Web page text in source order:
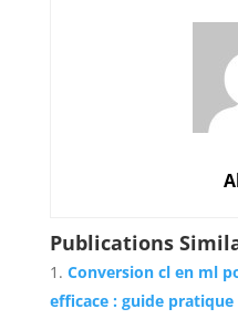
Publications
Conversion cl en ml
efficace : guide pratique